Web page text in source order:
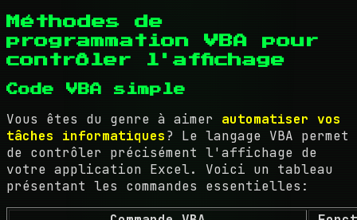
Méthodes de
programmation VBA pour
contrôler l'affichage
Code VBA simple
Vous êtes du genre à aimer automatiser vos
tâches informatiques? Le langage VBA permet
de contrôler précisément l'affichage de
votre application Excel. Voici un tableau
présentant les commandes essentielles: